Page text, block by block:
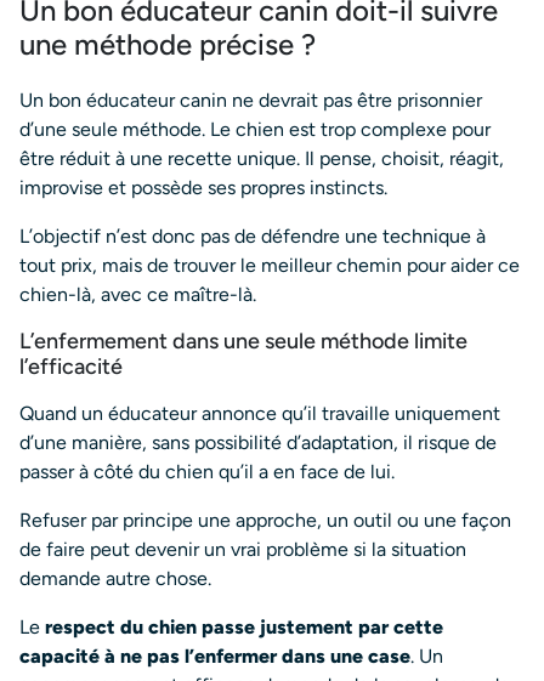
Un bon éducateur canin doit-il suivre
une méthode précise ?
Un bon éducateur canin ne devrait pas être prisonnier
d’une seule méthode. Le chien est trop complexe pour
être réduit à une recette unique. Il pense, choisit, réagit,
improvise et possède ses propres instincts.
L’objectif n’est donc pas de défendre une technique à
tout prix, mais de trouver le meilleur chemin pour aider ce
chien-là, avec ce maître-là.
L’enfermement dans une seule méthode limite
l’efficacité
Quand un éducateur annonce qu’il travaille uniquement
d’une manière, sans possibilité d’adaptation, il risque de
passer à côté du chien qu’il a en face de lui.
Refuser par principe une approche, un outil ou une façon
de faire peut devenir un vrai problème si la situation
demande autre chose.
Le respect du chien passe justement par cette
capacité à ne pas l’enfermer dans une case. Un